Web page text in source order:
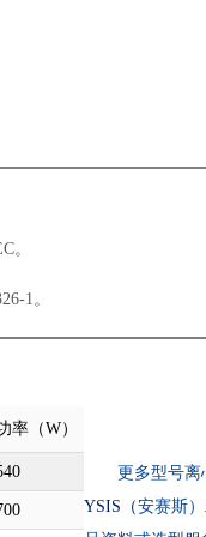
。
1。
率（W）
更多型号
YSIS （安赛斯